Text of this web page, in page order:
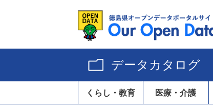
データカタログ
くらし・教育 医療・介護